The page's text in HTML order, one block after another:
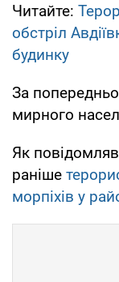
Читайте:
обстріл
будинку
За
мирного
Як
раніше
морпіхів у